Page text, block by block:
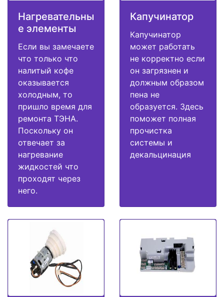
Нагревательны
е элементы
Если вы замечаете
что только что
налитый кофе
оказывается
холодным, то
пришло время для
ремонта ТЭНА.
Поскольку он
отвечает за
нагревание
жидкостей что
проходят через
него.
Капучинатор
Капучинатор
может работать
не корректно если
он загрязнен и
должным образом
пена не
образуется. Здесь
поможет полная
прочистка
системы и
декальцинация